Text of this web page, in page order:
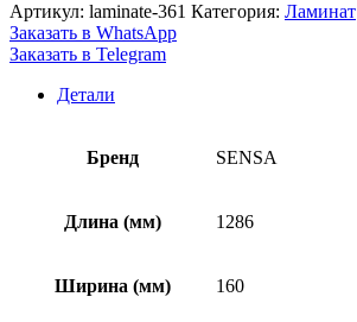
Артикул: laminate-361 Категория: Ламинат
Заказать в WhatsApp
Заказать в Telegram
Детали
Бренд SENSA
Длина (мм) 1286
Ширина (мм) 160